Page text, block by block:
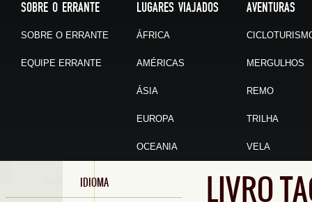
SOBRE O ERRANTE
SOBRE O ERRANTE
EQUIPE ERRANTE
LUGARES VIAJADOS
ÁFRICA
AMÉRICAS
ÁSIA
EUROPA
OCEANIA
AVENTURAS
MERGULHOS
REMO
TRILHA
VELA
IDIOMA LIVRO